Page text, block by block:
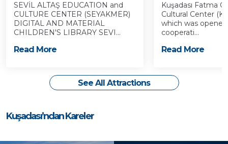
SEVİL ALTAŞ EDUCATION and
CULTURE CENTER (SEYAKMER)
DIGITAL AND MATERIAL
CHILDREN'S LIBRARY SEVI...
Read More
Kuşadası Fatma
Cultural Center
which was
cooperati...
Read More
See All Attractions
Kuşadası’ndan Kareler